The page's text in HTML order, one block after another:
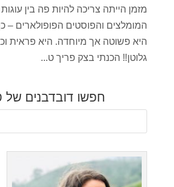
מזמן הייתה צריכה להיות פה בין
המומלצים והפוסטים הפופולארים –
היא פשוטה אך מיוחדה. היא פראית
גלוטן‼️ הכנתי בצק פריך ט...
חפשו דובדבנים של